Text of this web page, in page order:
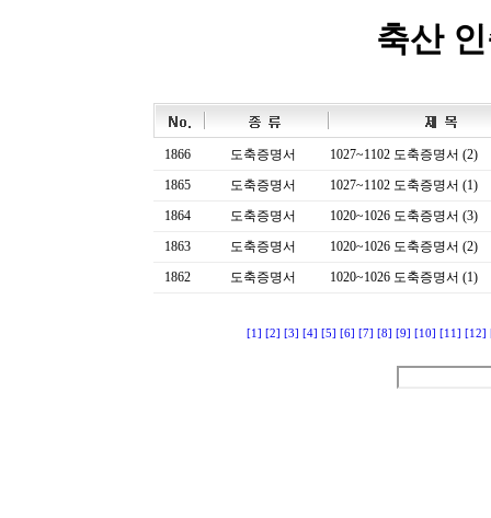
축산
1866 도축증명서
1027~1102 도축증명서 (2)
1865
도축증명서
1027~1102 도축증명서 (1)
1864
도축증명서
1020~1026 도축증명서 (3)
1863
도축증명서
1020~1026 도축증명서 (2)
1862
도축증명서 1020~1026 도축증명서 (1)
[1] [2] [3] [4] [5] [6] [7] [8] [9] [10] [11] [12]